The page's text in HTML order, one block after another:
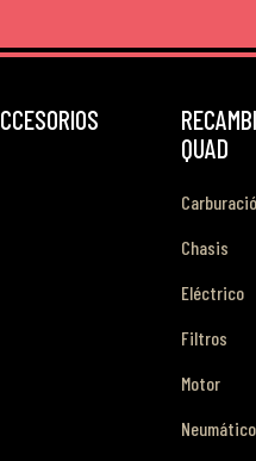
QUAD
Chasis
Eléctrico
Filtros
Motor